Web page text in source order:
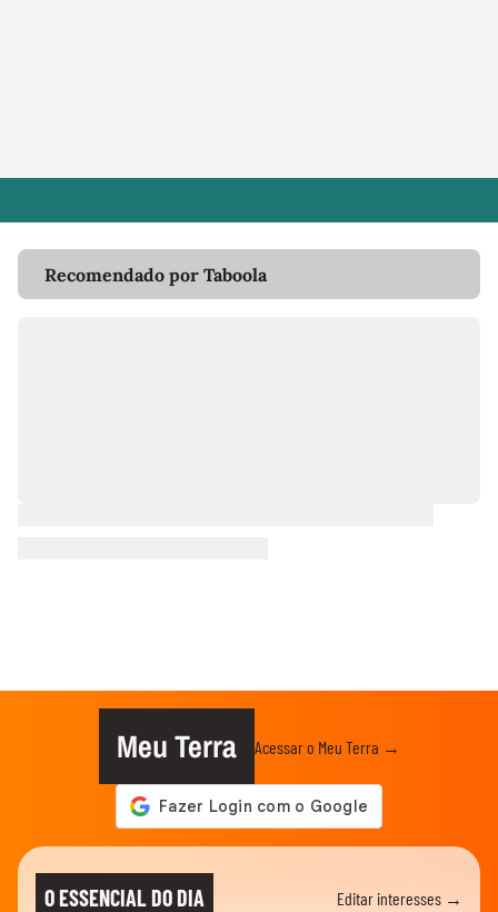
Recomendado por Taboola
Meu Terra Acessar o Meu Terra →
O ESSENCIAL DO DIA Editar interesses →